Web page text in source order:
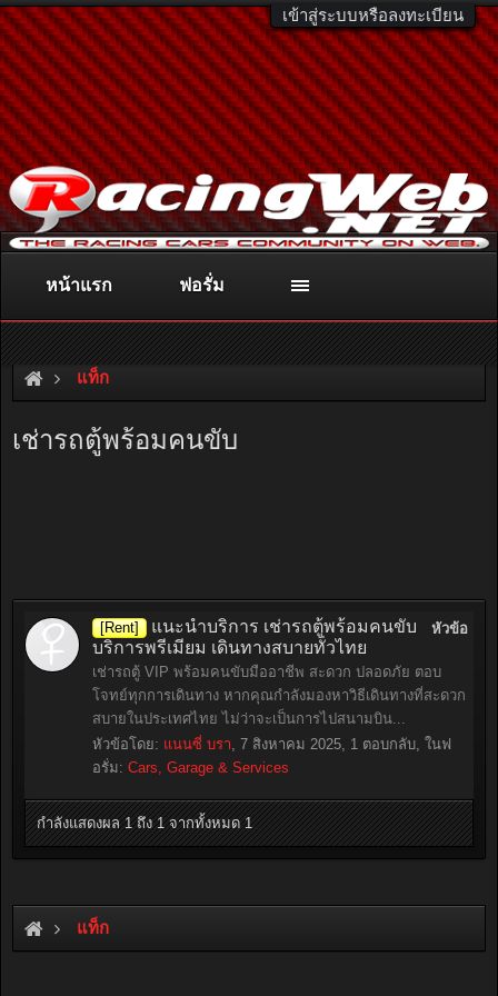
เข้าสู่ระบบหรือลงทะเบียน
ติดต่อลงโฆษณา racingweb@gmail.comหรือโทร. 081-811-1138
หรืออ่านรายละเอียดเพิ่มเติม คลิกที่นี่
แท็ก
เช่ารถตู้พร้อมคนขับ
หัวข้อ
[Rent]
แนะนำบริการ เช่ารถตู้พร้อมคนขับ
บริการพรีเมียม เดินทางสบายทั่วไทย
เช่ารถตู้ VIP พร้อมคนขับมืออาชีพ สะดวก ปลอดภัย ตอบ
โจทย์ทุกการเดินทาง หากคุณกำลังมองหาวิธีเดินทางที่สะดวก
สบายในประเทศไทย ไม่ว่าจะเป็นการไปสนามบิน...
หัวข้อโดย: แนนซี่ บรา, 7 สิงหาคม 2025, 1 ตอบกลับ, ในฟ
อรั่ม: Cars, Garage & Services
กำลังแสดงผล 1 ถึง 1 จากทั้งหมด 1
แท็ก
หน้าแรก ฟอรั่ม